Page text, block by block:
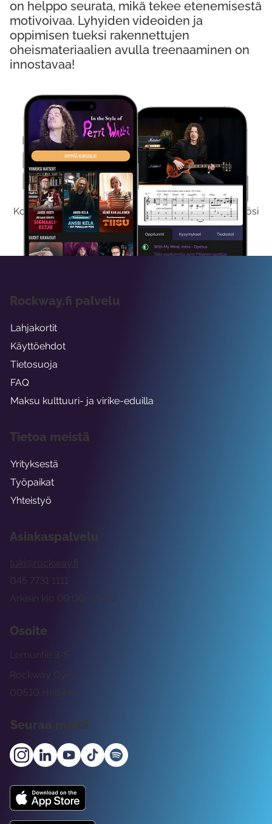
Kokeile Ilmaiseksi
Kokeilemalla ilmaiseksi saat koko sisältömme käyttöösi
viikon ajaksi.
on helppo seurata, mikä tekee etenemisestä
motivoivaa. Lyhyiden videoiden ja
oppimisen tueksi rakennettujen
oheismateriaalien avulla treenaaminen on
innostavaa!
Asiakaspalvelu
tuki@rockway.fi
Arkisin klo 09:00 -15:00
045 7731 1111
Osoite
Rockway Oy
Lemuntie 3-5
00510 Helsinki
Seuraa meitä
Rockway.fi palvelu
Lahjakortit
Käyttöehdot
Tietosuoja
FAQ
Maksu kulttuuri- ja virike-eduilla
Tietoa meistä
Yrityksestä
Työpaikat
Yhteistyö